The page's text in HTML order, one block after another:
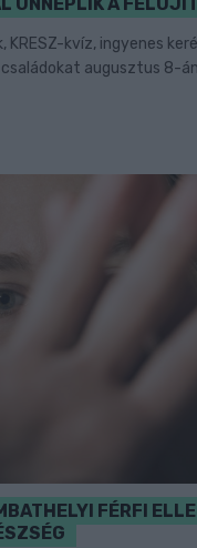
ÜNNEPLIK A
KRESZ-kvíz, ingyenes
családokat augusztus 8-
FÉRFI